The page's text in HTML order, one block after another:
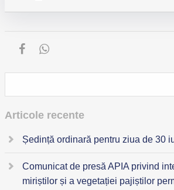
Articole recente
Ședință ordinară pentru ziua de 30
Comunicat de presă APIA privind
miriștilor și a vegetației pajiștilor